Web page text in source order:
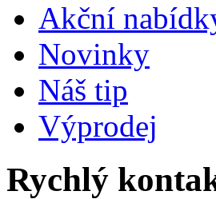
Akční
Novinky
Náš tip
Výprodej
Rychlý